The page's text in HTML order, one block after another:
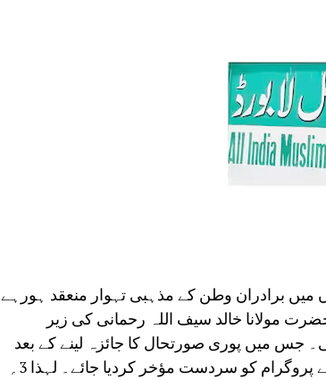
برادران وطن کے مذہبی تہوار منعقد ہورہے
مولانا خالد سیف اللہ رحمانی کی زیر
جس میں پوری صورتحال کا جائزہ لینے کے بعد
فیصلہ کیا گیا کہ 3؍ اکتوبر کو ہونے والے بھارت بند کے پروگرام کو سردست مؤخر کردیا جائے۔ لہذا 3؍